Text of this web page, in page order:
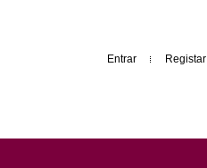
Entrar Registar